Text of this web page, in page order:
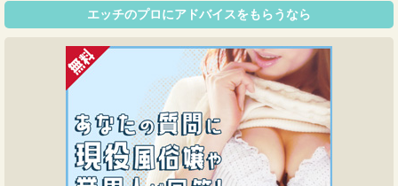
エッチのプロにアドバイスをもらうなら